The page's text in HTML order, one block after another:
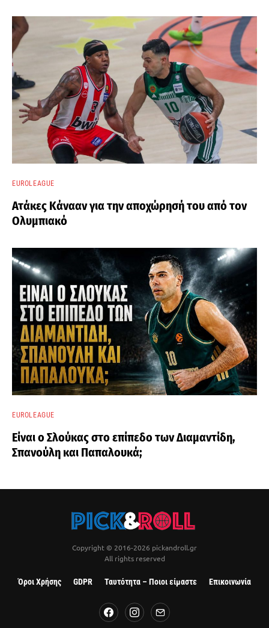
EUROLEAGUE
Ατάκες Κάνααν για την αποχώρησή του από τον
Ολυμπιακό
EUROLEAGUE
Είναι ο Σλούκας στο επίπεδο των Διαμαντίδη,
Σπανούλη και Παπαλουκά;
Copyright © 2016-2026 pickandroll.gr
All rights reserved
Όροι Χρήσης GDPR Ταυτότητα – Ποιοι είμαστε Επικοινωνία